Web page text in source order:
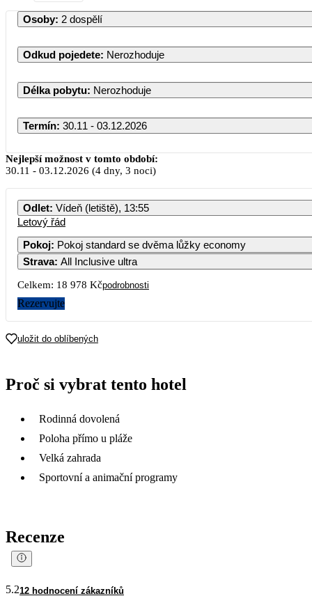
Osoby: 2 dospělí
Odkud pojedete: Nerozhoduje
Délka pobytu: Nerozhoduje
Termín: 30.11 - 03.12.2026
Listopad 2026
PO ÚT ST ČT PÁ
2
9 769 14 019
Nejlepší možnost v tomto období:
30.11 - 03.12.2026 (4 dny, 3 noci)
Odlet: Vídeň (letiště), 13:55
Letový řád
Pokoj:
Pokoj standard se dvěma lůžky economy
Strava: All Inclusive ultra
Celkem: 18 978 Kčpodrobnosti
Rezervujte
uložit do oblíbených
Proč si vybrat tento hotel
Rodinná dovolená
Poloha přímo u pláže
Velká zahrada
Sportovní a animační programy
Recenze
5.212 hodnocení zákazníků